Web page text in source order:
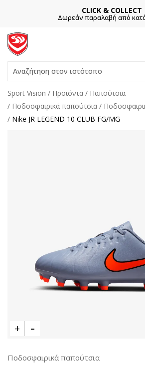
CLICK & COLLECT
Δωρεάν παραλαβή από
Αναζήτηση στον ιστότοπο
Sport Vision Προϊόντα
Παπούτσια
Ποδοσφαιρικά παπούτσια
Nike JR LEGEND 10 CLUB FG/MG
Ποδοσφαιρικά παπούτσια